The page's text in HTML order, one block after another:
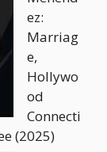
ez:
Marriag
e,
Hollywo
od
Connecti
(2025)